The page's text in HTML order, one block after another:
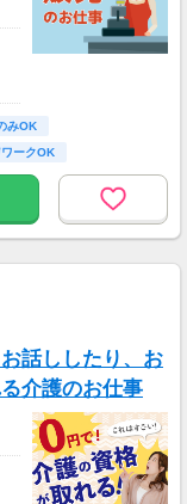
みOK
ークOK
話ししたり、お
介護のお仕事